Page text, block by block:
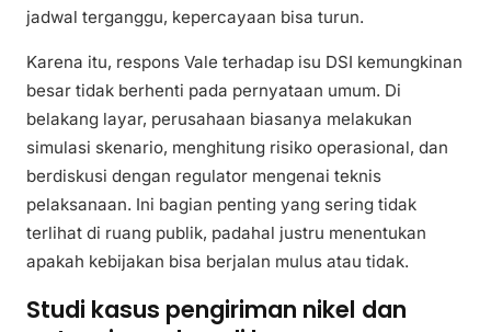
jadwal terganggu, kepercayaan bisa turun.
Karena itu, respons Vale terhadap isu DSI kemungkinan
besar tidak berhenti pada pernyataan umum. Di
belakang layar, perusahaan biasanya melakukan
simulasi skenario, menghitung risiko operasional, dan
berdiskusi dengan regulator mengenai teknis
pelaksanaan. Ini bagian penting yang sering tidak
terlihat di ruang publik, padahal justru menentukan
apakah kebijakan bisa berjalan mulus atau tidak.
Studi kasus pengiriman nikel dan